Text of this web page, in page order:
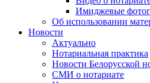
Имиджевые
Об использовании
Новости
Актуально
Нотариальная практика
Новости Белорусской
СМИ о нотариате